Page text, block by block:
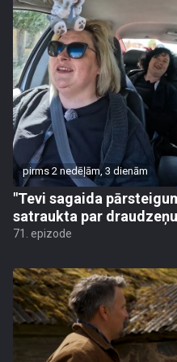
pirms 2 nedēļām, 3 dienām
"Tevi sagaida
satraukta par
71. epizode